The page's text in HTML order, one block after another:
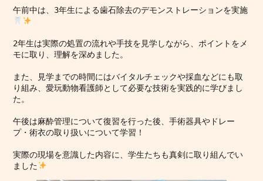
午前中は、3年生による歯石除去のデモンストレーションを実施
2年生は実際の処置の流れや手技を見学しながら、ポイントをメ
モに取り、理解を深めました。
また、見学までの時間にはバイタルチェックや採血などにも取
り組み、愛玩動物看護師として必要な技術を実践的に学びまし
た。
午後は麻酔管理について復習を行った後、手術器具やドレー
プ・術衣の取り扱いについて学習！
実際の現場を意識した内容に、学生たちも真剣に取り組んでい
ました